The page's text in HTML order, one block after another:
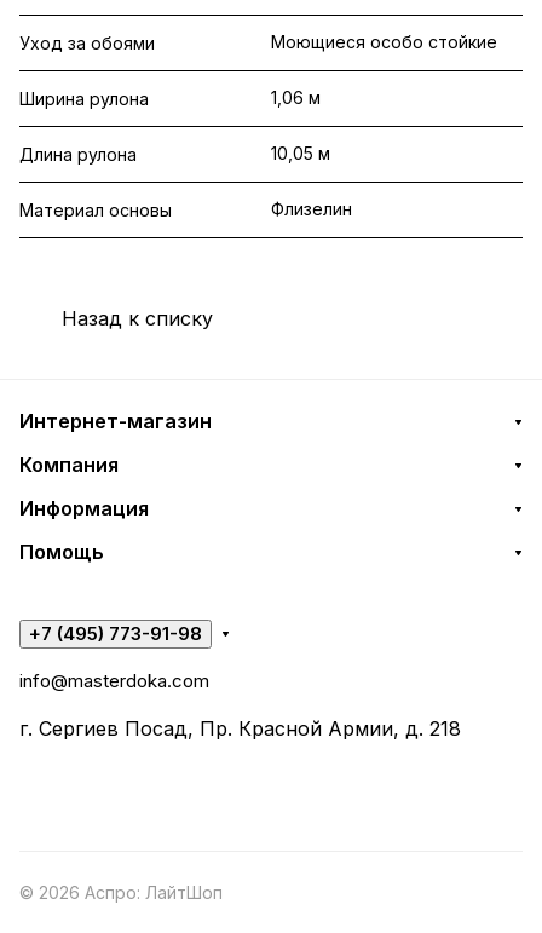
Уход за обоями Моющиеся особо стойкие
Ширина рулона 1,06 м
Длина рулона 10,05 м
Материал основы Флизелин
Назад к списку
Интернет-магазин
Компания
Информация
Помощь
+7 (495) 773-91-98
info@masterdoka.com
г. Сергиев Посад, Пр. Красной Армии, д. 218
© 2026 Аспро: ЛайтШоп